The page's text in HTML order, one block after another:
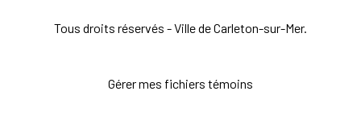
Tous droits réservés - Ville de Carleton-sur-Mer.
Gérer mes fichiers témoins